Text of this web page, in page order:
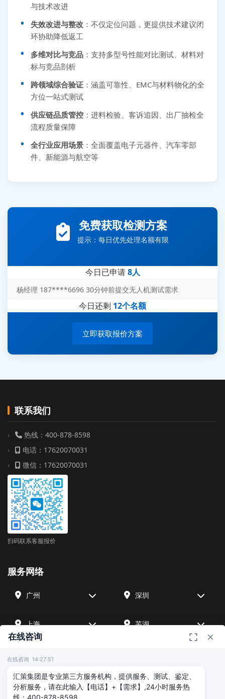
与技术改进
失效改进与整改 ：不仅定位问题，更提供技术建议闭
环协助降低返工
多维对比与竞品 ：支持多型号性能对比测试、材料对
标与竞品剖析
跨领域综合验证 ：涵盖可靠性、EMC与材料物化的全
方位一站式测试
供应链品质管控 ：进料检验、客诉追因、出厂抽检全
流程质量保障
全行业应用场景 ：全面覆盖电子元器件、汽车零部
件、新能源与航空等
免费获取检测方案
提示：每日优先处理名额有限
今日已申请8人
王经理 186****9012 7分钟前提交并网/涉网试验需求
赵总 135****7688 12分钟前提交芯片失效分析需求
陈女士 158****1887 25分钟前提交材料分析需求
今日还剩 12个名额
立即获取报价方案
联系我们
热线：400-878-8598
电话：17620070031
微信：17620070031
扫码联系客服报价
服务网络
广州 深圳
上海 芜湖
北京 武汉
在线咨询
在线咨询 14:27:51
汇策集团是专业第三方服务机构，提供服务、测试、鉴定、
分析服务，请在此输入【电话】+【需求】,24小时服务热
线：400-878-8598